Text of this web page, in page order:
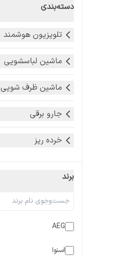
دسته‌بندی
تلویزیون هوشمند
ماشین لباسشویی
ماشین ظرف شویی
جارو برقی
خرده ریز
برند
AEG
اسنوا